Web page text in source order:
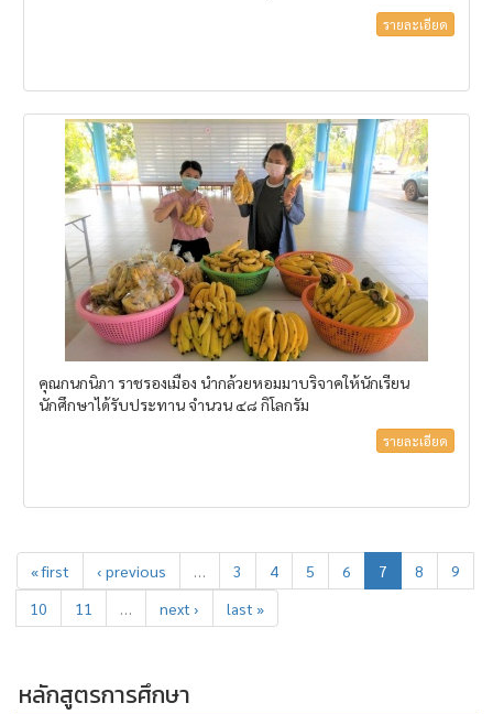
รายละเอียด
คุณกนกนิภา ราชรองเมือง นำกล้วยหอมมาบริจาคให้นักเรียน
นักศึกษาได้รับประทาน จำนวน ๔๘ กิโลกรัม
รายละเอียด
« first ‹ previous … 3 4 5 6 7 8
9
10
11 … next › last »
หลักสูตรการศึกษา